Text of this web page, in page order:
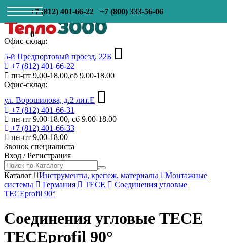
+7 (812) 401-66-22 +7 (800) 333-56-06
0
Офис-склад:
5-й Предпортовый проезд, 22Б
+7 (812) 401-66-22
пн-пт 9.00-18.00,сб 9.00-18.00
Офис-склад:
ул. Ворошилова, д.2 лит.Е
+7 (812) 401-66-31
пн-пт 9.00-18.00, сб 9.00-18.00
+7 (812) 401-66-33
пн-пт 9.00-18.00
Звонок специалиста
Вход /Регистрация
Каталог Инструменты, крепеж, материалы
Монтажные
системы
Германия TECE
Соединения угловые
TECEprofil 90°
Соединения угловые TECE
TECEprofil 90°